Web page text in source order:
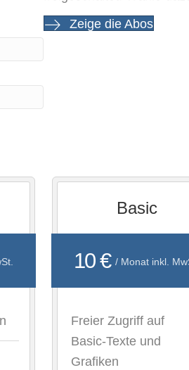
Zeige die Abos
Basic
10 € / Monat inkl.
Freier Zugriff auf
Basic-Texte und
Grafiken